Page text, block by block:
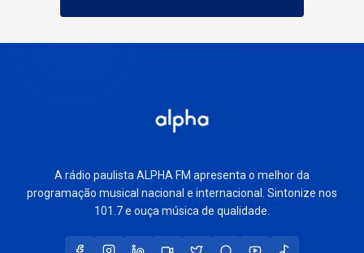
A rádio paulista ALPHA FM apresenta o melhor da
programação musical nacional e internacional. Sintonize nos
101.7 e ouça música de qualidade.